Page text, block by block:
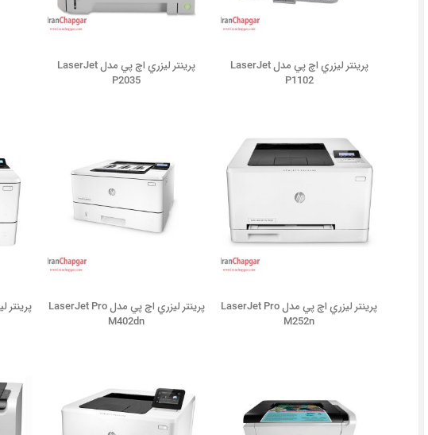
پرينتر ليزري اچ پي مدل LaserJet
P1102
پرينتر ليزري اچ پي مدل LaserJet
P2035
پرينتر ليزري اچ پي مدل LaserJet Pro
M252n
پرينتر ليزري اچ پي مدل LaserJet Pro
M402dn